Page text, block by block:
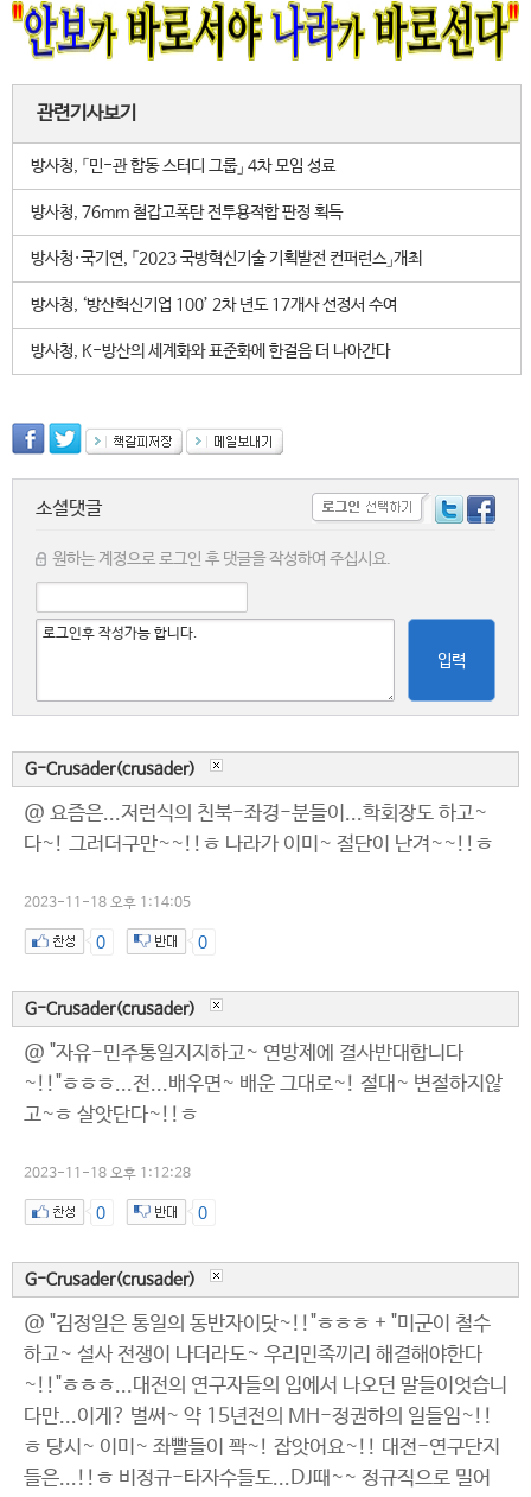
관련기사보기
방사청, 「민-관 합동 스터디 그룹」 4차 모임 성료
방사청, 76mm 철갑고폭탄 전투용적합 판정 획득
방사청·국기연, 「2023 국방혁신기술 기획발전 컨퍼런스」개최
방사청, ‘방산혁신기업 100’ 2차 년도 17개사 선정서 수여
방사청, K-방산의 세계화와 표준화에 한걸음 더 나아간다
소셜댓글
원하는 계정으로 로그인 후 댓글을 작성하여 주십시요.
입력
G-Crusader(crusader)
@ 요즘은...저런식의 친북-좌경-분들이...학회장도 하고~
다~! 그러더구만~~!!ㅎ 나라가 이미~ 절단이 난겨~~!!ㅎ
2023-11-18 오후 1:14:05
0 0
G-Crusader(crusader)
@ "자유-민주통일지지하고~ 연방제에 결사반대합니다
~!!"ㅎㅎㅎ...전...배우면~ 배운 그대로~! 절대~ 변절하지않
고~ㅎ 살앗단다~!!ㅎ
2023-11-18 오후 1:12:28
0 0
G-Crusader(crusader)
@ "김정일은 통일의 동반자이닷~!!"ㅎㅎㅎ + "미군이 철수
하고~ 설사 전쟁이 나더라도~ 우리민족끼리 해결해야한다
~!!"ㅎㅎㅎ...대전의 연구자들의 입에서 나오던 말들이엇습니
다만...이게? 벌써~ 약 15년전의 MH-정권하의 일들임~!!
ㅎ 당시~ 이미~ 좌빨들이 꽉~! 잡앗어요~!! 대전-연구단지
들은...!!ㅎ 비정규-타자수들도...DJ때~~ 정규직으로 밀어